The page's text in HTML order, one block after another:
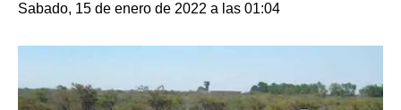
Sabado, 15 de enero de 2022 a las 01:04